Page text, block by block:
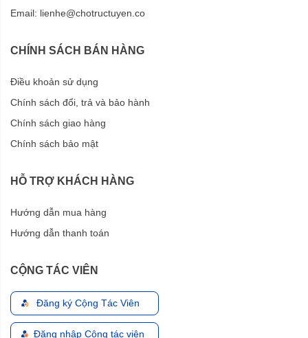
Email: lienhe@chotructuyen.co
CHÍNH SÁCH BÁN HÀNG
Điều khoản sử dụng
Chính sách đổi, trả và bảo hành
Chính sách giao hàng
Chính sách bảo mật
HỖ TRỢ KHÁCH HÀNG
Hướng dẫn mua hàng
Hướng dẫn thanh toán
CỘNG TÁC VIÊN
Đăng ký Cộng Tác Viên
Đăng nhập Cộng tác viên